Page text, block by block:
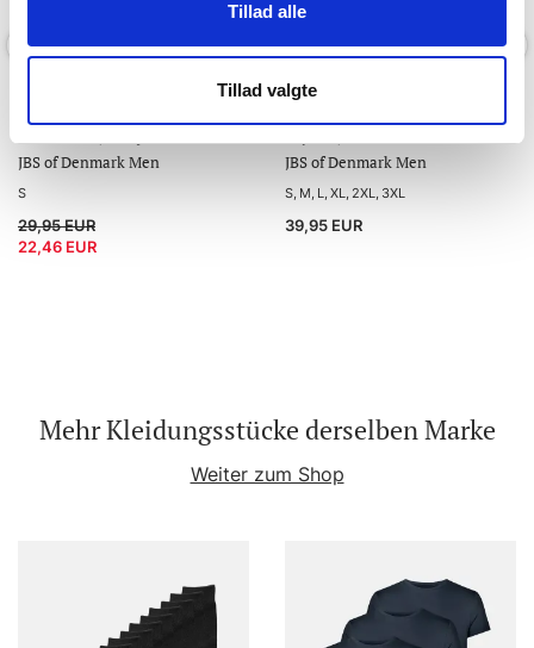
Tillad alle
Tillad valgte
-25 %
JBS of Denmark Men
S
29,95 EUR
22,46 EUR
JBS of Denmark Men
S M L XL 2XL 3XL
39,95 EUR
Mehr Kleidungsstücke derselben Marke
Weiter zum Shop